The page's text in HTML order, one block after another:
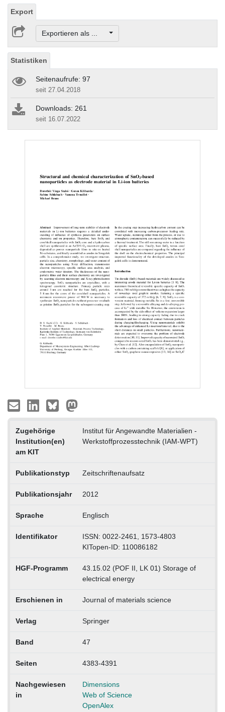
Export
Exportieren als ...
Statistiken
Seitenaufrufe: 97
seit 27.04.2018
Downloads: 261
seit 16.07.2022
Zugehörige
Institution(en)
am KIT
Institut für Angewandte Materialien -
Werkstoffprozesstechnik (IAM-WPT)
Publikationstyp Zeitschriftenaufsatz
Publikationsjahr 2012
Sprache Englisch
Identifikator
ISSN: 0022-2461, 1573-4803
KITopen-ID: 110086182
HGF-Programm
43.15.02 (POF II, LK 01) Storage of
electrical energy
Erschienen in Journal of materials science
Verlag Springer
Band 47
Seiten 4383-4391
Nachgewiesen
in
Dimensions
Web of Science
OpenAlex